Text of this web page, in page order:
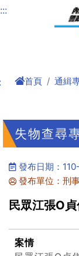
進入內容區塊
:::
首頁 通緝
失物查尋
發布日期：
發布單位：刑
民眾江張O
案情